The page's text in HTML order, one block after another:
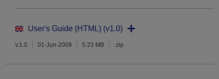
User's Guide (HTML) (v1.0)
v.1.0 01-Jun-2009 5.23 MB .zip